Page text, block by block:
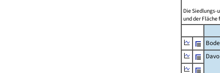
Die Siedlungs-
und der Fläche